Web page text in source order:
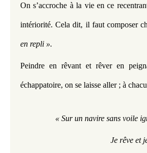
On s’accroche à la vie en ce
intériorité. Cela dit, il faut composer
en repli ».
Peindre en rêvant et rêver en
échappatoire, on se laisse aller ; à
« Sur un navire sans voile
Je rêve et